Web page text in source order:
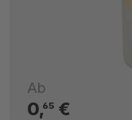
Ab
0,65€